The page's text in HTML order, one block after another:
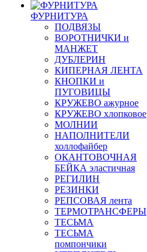
ФУРНИТУРА
ПОДВЯЗЫ
ВОРОТНИЧКИ и
МАНЖЕТ
ДУБЛЕРИН
КИПЕРНАЯ ЛЕНТА
КНОПКИ и
ПУГОВИЦЫ
КРУЖЕВО ажурное
КРУЖЕВО хлопковое
МОЛНИИ
НАПОЛНИТЕЛИ
холлофайбер
ОКАНТОВОЧНАЯ
БЕЙКА эластичная
РЕГИЛИН
РЕЗИНКИ
РЕПСОВАЯ лента
ТЕРМОТРАНСФЕРЫ
ТЕСЬМА
ТЕСЬМА
помпончики